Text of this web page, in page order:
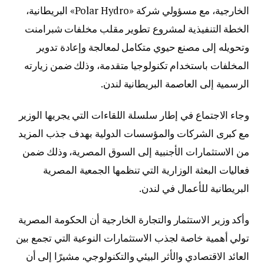
الخارجية، مع مسؤولي شركة «Polar Hydro» البريطانية،
الخطة التنفيذية لمشروع تطوير مقلب مخلفات شبرامنت
وتحويله إلى مصنع حيوي متكامل لمعالجة وإعادة تدوير
المخلفات باستخدام تكنولوجيا متقدمة، وذلك ضمن زيارته
الرسمية إلى العاصمة البريطانية لندن.
وجاء الاجتماع في إطار سلسلة اللقاءات التي يجريها الوزير
مع كبرى الشركات والمؤسسات الدولية بهدف جذب المزيد
من الاستثمارات الأجنبية إلى السوق المصرية، وذلك ضمن
فعاليات البعثة الوزارية التي تنظمها الجمعية المصرية
البريطانية للأعمال في لندن.
وأكد وزير الاستثمار والتجارة الخارجية أن الحكومة المصرية
تولي أهمية خاصة لجذب الاستثمارات النوعية التي تجمع بين
العائد الاقتصادي والأثر البيئي والتكنولوجي، مشيرًا إلى أن